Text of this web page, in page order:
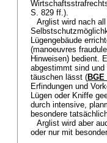
S. 829 ff.).
Arglist wird nach
Lügengebäude
(manoeuvres
Hinweisen) bedient.
abgestimmt sind
täuschen lässt (BGE
Erfindungen und
Lügen oder Kniffe
durch intensive,
besondere
Arglist wird aber
oder nur mit